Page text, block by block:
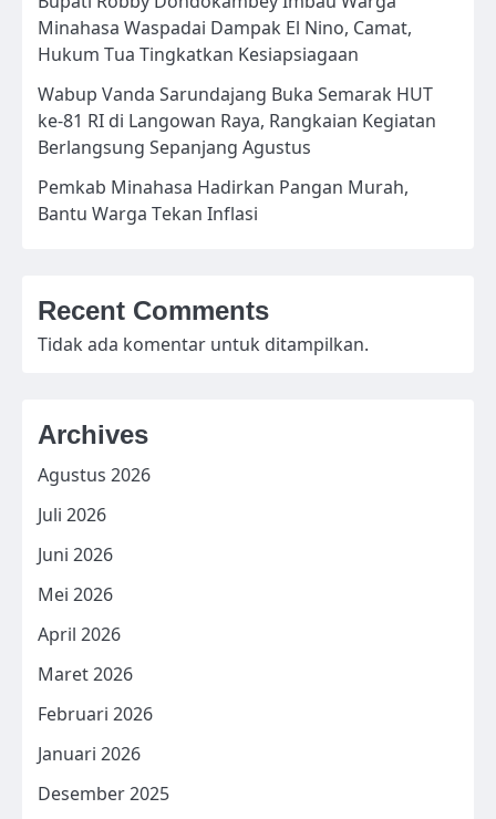
Minahasa Waspadai Dampak El Nino, Camat,
Hukum Tua Tingkatkan Kesiapsiagaan
Wabup Vanda Sarundajang Buka Semarak HUT
ke-81 RI di Langowan Raya, Rangkaian Kegiatan
Berlangsung Sepanjang Agustus
Pemkab Minahasa Hadirkan Pangan Murah,
Bantu Warga Tekan Inflasi
Recent Comments
Tidak ada komentar untuk ditampilkan.
Archives
Agustus 2026
Juli 2026
Juni 2026
Mei 2026
April 2026
Maret 2026
Februari 2026
Januari 2026
Desember 2025